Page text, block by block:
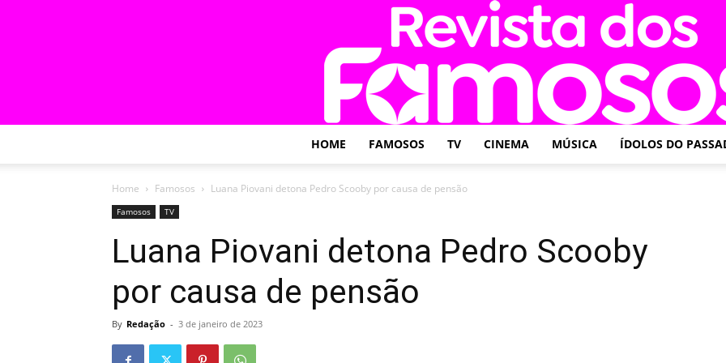
HOME FAMOSOS TV CINEMA MÚSICA ÍDOLOS DO
Home Famosos Luana Piovani detona Pedro Scooby por causa de pensão
Famosos TV
Luana Piovani detona Pedro Scooby
por causa de pensão
By Redação - 3 de janeiro de 2023